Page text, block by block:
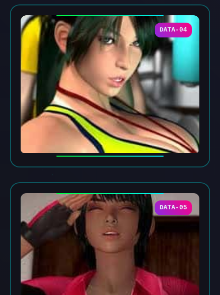
DATA-04
DATA-05